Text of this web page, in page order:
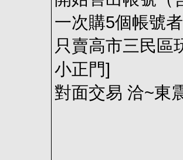
一次購5個帳號
只賣高市三民區
小正門]
對面交易 洽~東